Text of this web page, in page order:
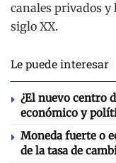
canales privados y
siglo XX.
Le puede interesar
¿El nuevo centro
económico y
Moneda fuerte o
de la tasa de